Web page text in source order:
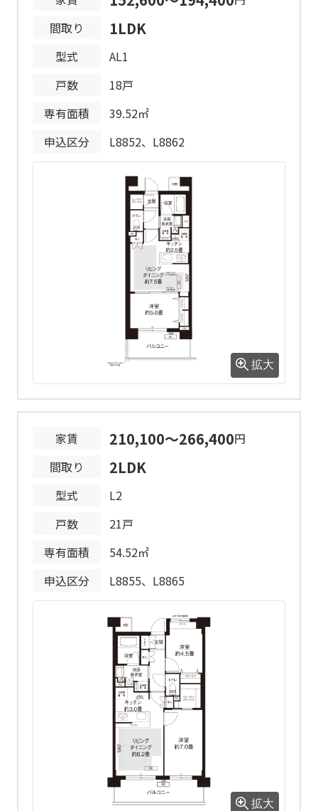
保証プランにより変動します。なお、1
号棟は保証会社が定める敷金に1か月分
期限の有無
3年間の期限付き(1号棟） 10年間の期
駐車場 15区画(内、電気自動車4区画)
24,000円/月
駐車場使用料の2か月分
平面式あり
自走式なし
機械式なし
機械式地下なし
バイク駐車
26区画
バイク駐車
場使用料
5,700円/月
バイク駐車
場敷金
バイク駐車場使用料の2か月分
住戸間取り図の■部分は床暖房の設置
内）を除き、バルコニー等の共用部を
含め禁煙(加熱式タバコ及び電子タバコ
を含む。)となります。
1号棟では、ペット(犬・猫)の飼育が可
能です。
1世帯当たりの飼育頭数には制限があり
ます。飼育要件等につきましては、ペ
ット飼育等規則をご確認ください。
なお、2号棟では、小鳥・魚類以外の飼
育はできません。(盲導犬等補助犬につ
きましては、いずれの棟でもご使用い
間取り
1LDK
型式
AL1
戸数
18戸
専有面積
39.52㎡
申込区分
L8852、L8862
拡大
家賃 210,100～266,400円
間取り
2LDK
型式
L2
戸数
21戸
専有面積
54.52㎡
申込区分
L8855、L8865
拡大